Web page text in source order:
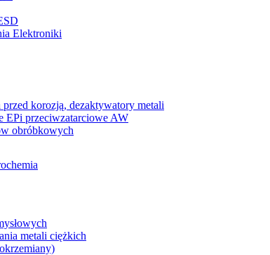
Elektroniki
korozją, dezaktywatory metali
EPi przeciwzatarciowe AW
obróbkowych
metali ciężkich